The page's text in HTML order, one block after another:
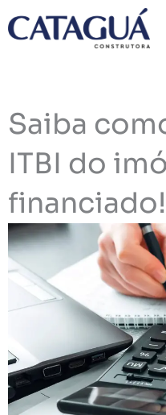
para
Saiba
ITBI do
financiado!